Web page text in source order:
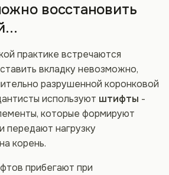
восстановить
практике встречаются
вкладку невозможно,
разрушенной коронковой
используют штифты -
которые формируют
передают нагрузку
корень.
прибегают при